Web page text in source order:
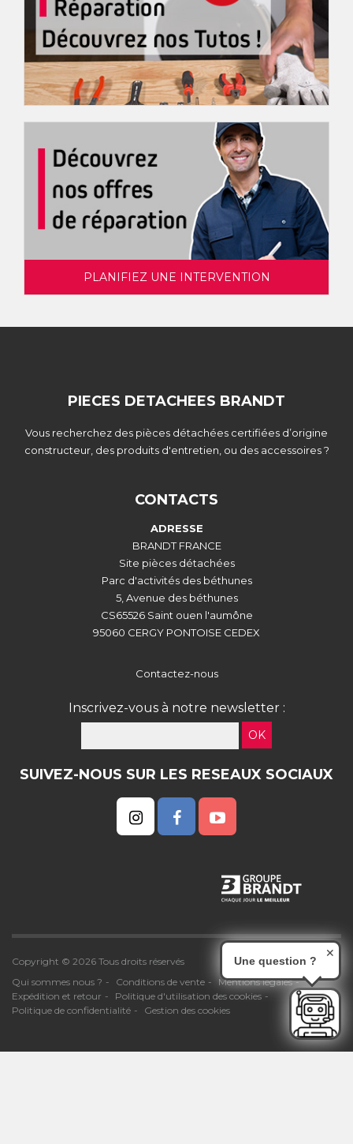
PLANIFIEZ UNE INTERVENTION
PIECES DETACHEES BRANDT
Vous recherchez des pièces détachées certifiées d’origine
constructeur, des produits d'entretien, ou des accessoires ?
CONTACTS
ADRESSE
BRANDT FRANCE
Site pièces détachées
Parc d'activités des béthunes
5, Avenue des béthunes
CS65526 Saint ouen l'aumône
95060 CERGY PONTOISE CEDEX
Contactez-nous
Inscrivez-vous à notre newsletter :
OK
SUIVEZ-NOUS SUR LES RESEAUX SOCIAUX
Copyright © 2026 Tous droits réservés
Qui sommes nous ?
Conditions de vente
Mentions légales
Expédition et retour
Politique d'utilisation des cookies
Politique de confidentialité
Gestion des cookies
Une question ?
✕